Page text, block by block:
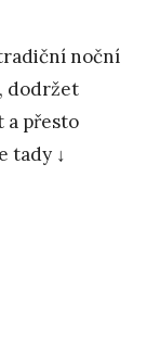
noční
dodržet
a přesto
tady ↓